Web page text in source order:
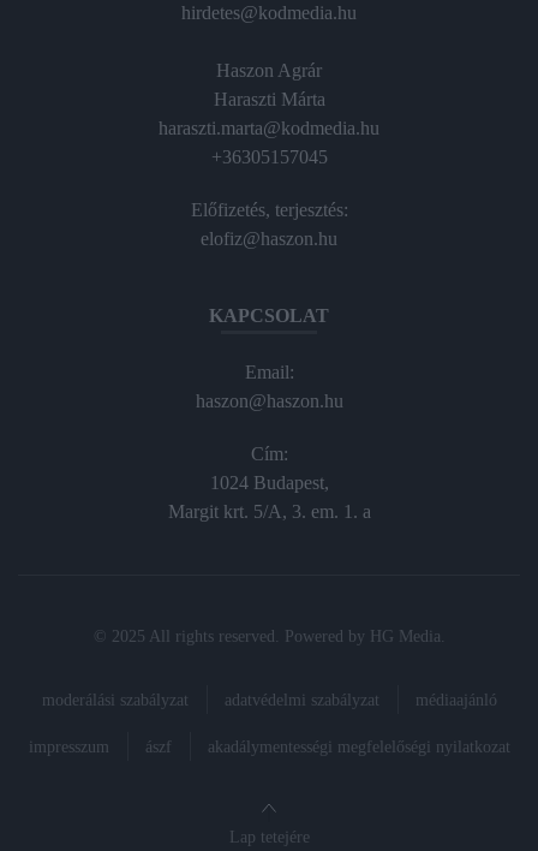
hirdetes@kodmedia.hu
Haszon Agrár
Haraszti Márta
haraszti.marta@kodmedia.hu
+36305157045
Előfizetés, terjesztés:
elofiz@haszon.hu
KAPCSOLAT
Email:
haszon@haszon.hu
Cím:
1024 Budapest,
Margit krt. 5/A, 3. em. 1. a
© 2025 All rights reserved. Powered by HG Media
moderálási szabályzat adatvédelmi szabályzat médiaajánló
impresszum ászf akadálymentességi megfelelőségi nyilatkozat
Lap tetejére